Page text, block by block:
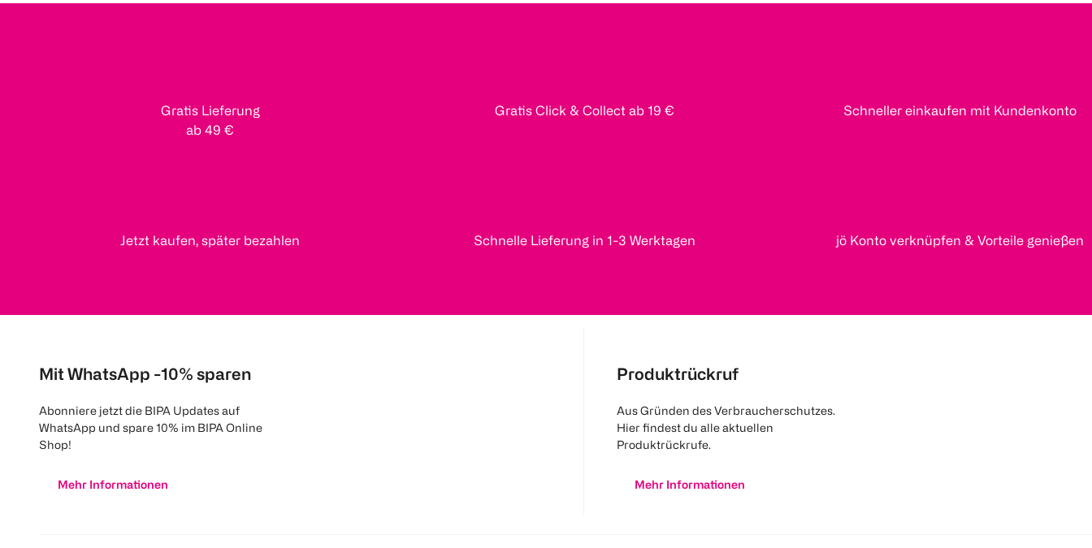
Gratis Lieferung
ab 49 €
Gratis Click & Collect ab 19 € Schneller einkaufen mit Kundenkonto
Jetzt kaufen, später bezahlen Schnelle Lieferung in 1-3 Werktagen jö Konto verknüpfen & Vorteile genießen
Mit WhatsApp -10% sparen
Abonniere jetzt die BIPA Updates auf
WhatsApp und spare 10% im BIPA Online
Shop!
Mehr Informationen
Produktrückruf
Aus Gründen des Verbraucherschutzes.
Hier findest du alle aktuellen
Produktrückrufe.
Mehr Informationen